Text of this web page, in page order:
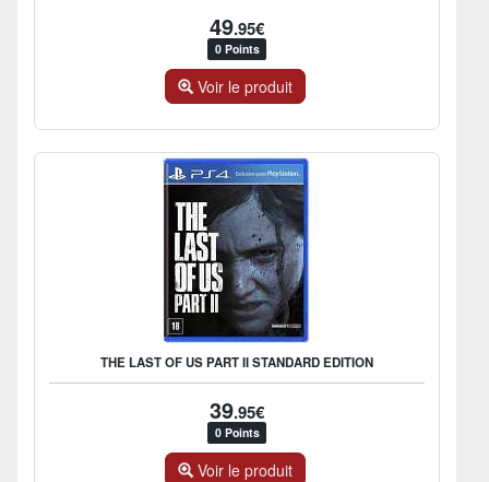
49.95€
0 Points
Voir le produit
THE LAST OF US PART II STANDARD EDITION
39.95€
0 Points
Voir le produit